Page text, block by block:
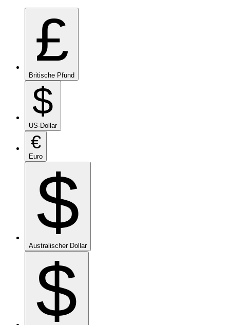
£
Britische Pfund
$
US-Dollar
€
Euro
$
Australischer Dollar
$